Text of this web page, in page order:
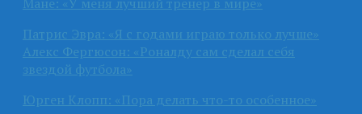
Патрис Эвра: «Я с годами играю только лучше»
Алекс Фергюсон: «Роналду сам сделал себя
звездой футбола»
Юрген Клопп: «Пора делать что-то особенное»